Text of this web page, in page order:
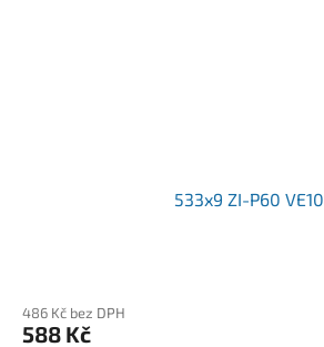
533x9 ZI-P60 VE10
486 Kč bez DPH
588 Kč